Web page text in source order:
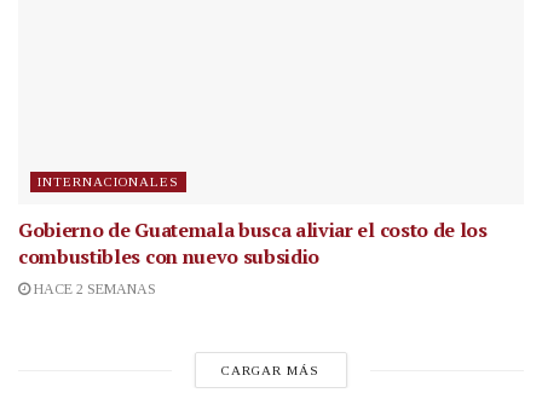
INTERNACIONALES
Gobierno de Guatemala busca aliviar el costo de los
combustibles con nuevo subsidio
HACE 2 SEMANAS
CARGAR MÁS